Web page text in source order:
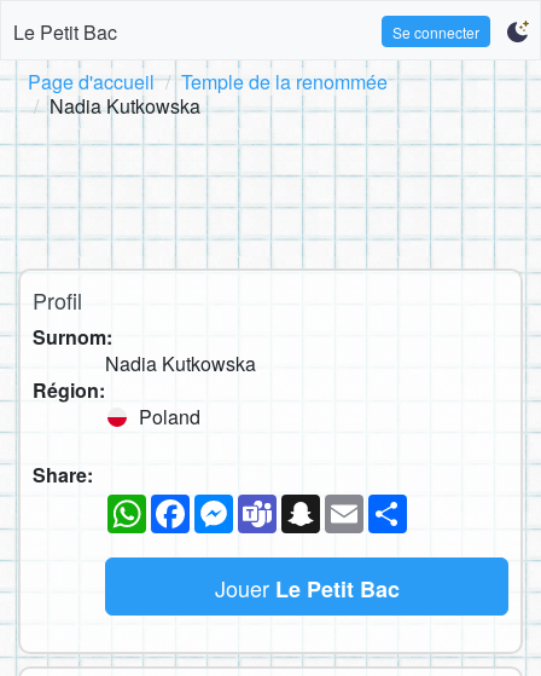
Le Petit Bac Se connecter
Page d'accueil
Temple de la renommée
Nadia Kutkowska
Profil
Surnom:
Nadia Kutkowska
Région:
Poland
Share:
WhatsAppFacebookMessenger
TeamsSnapchat
Email
Jouer Le Petit Bac